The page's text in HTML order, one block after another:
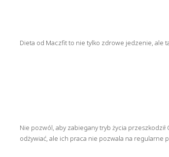
Dieta od Maczfit to nie tylko zdrowe jedzenie, ale
Nie pozwól, aby zabiegany tryb życia
odżywiać, ale ich praca nie pozwala na regularne